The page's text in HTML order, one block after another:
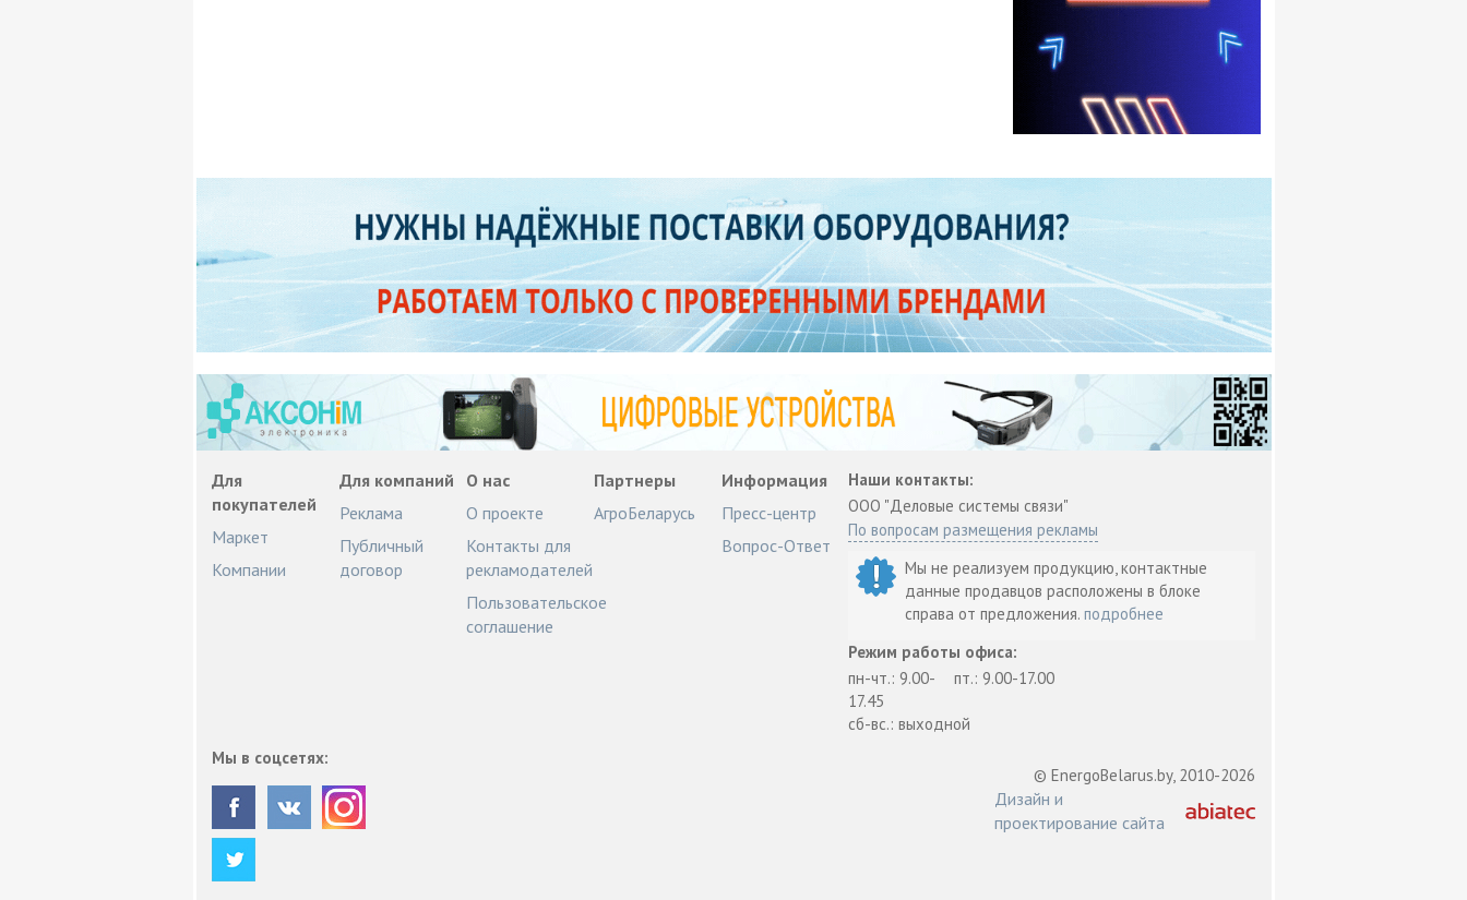
Для
покупателей
Маркет
Компании
Для компаний
Реклама
Публичный
договор
О нас
О проекте
Контакты для
рекламодателей
Пользовательское
соглашение
Партнеры
АгроБеларусь
Информация
Пресс-центр
Вопрос-Ответ
Наши контакты:
ООО "Деловые системы связи"
По вопросам размещения рекламы
Мы не реализуем продукцию, контактные
данные продавцов расположены в блоке
справа от предложения.подробнее
Режим работы офиса:
пн-чт.: 9.00-
17.45
пт.: 9.00-17.00
сб-вс.: выходной
Мы в соцсетях:
© EnergoBelarus.by, 2010-2026
Дизайн и
проектирование сайта